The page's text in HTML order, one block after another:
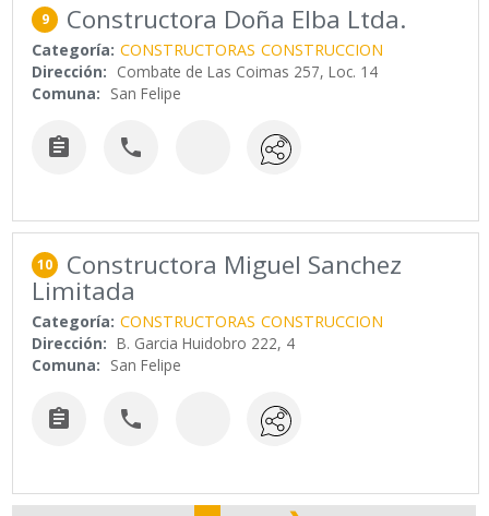
9 Constructora Doña Elba Ltda.
Categoría: CONSTRUCTORAS CONSTRUCCION
Dirección: Combate de Las Coimas 257, Loc. 14
Comuna: San Felipe
 
10 Constructora Miguel Sanchez
Limitada
Categoría: CONSTRUCTORAS CONSTRUCCION
Dirección: B. Garcia Huidobro 222, 4
Comuna: San Felipe
 